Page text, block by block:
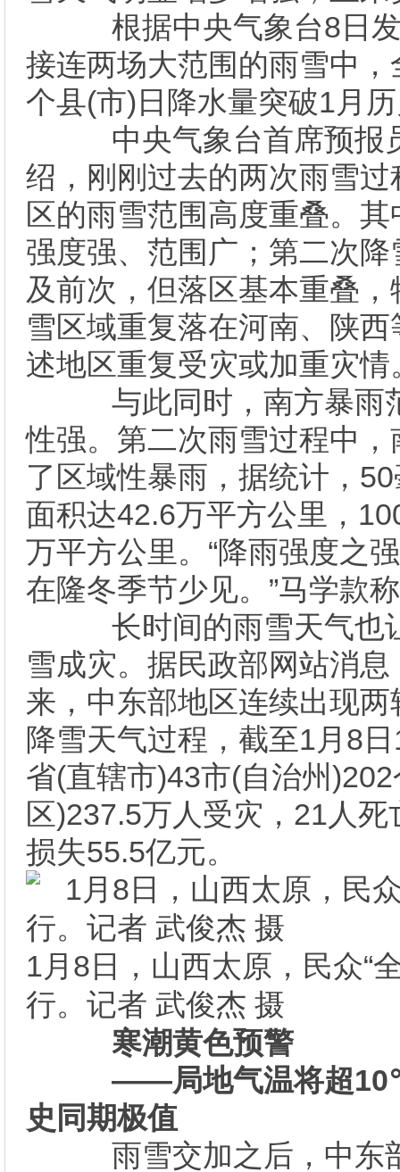
根据中央气象台8日发
接连两场大范围的雨雪中
个县(市)日降水量突破1月
中央气象台首席预报
绍，刚刚过去的两次雨雪
区的雨雪范围高度重叠。
强度强、范围广；第二次
及前次，但落区基本重叠
雪区域重复落在河南、陕
述地区重复受灾或加重灾情
与此同时，南方暴雨
性强。第二次雨雪过程中
了区域性暴雨，据统计，
面积达42.6万平方公里，
万平方公里。“降雨强度之
在隆冬季节少见。”马学款
长时间的雨雪天气也
雪成灾。据民政部网站消
来，中东部地区连续出现
降雪天气过程，截至1月8
省(直辖市)43市(自治州
区)237.5万人受灾，21人
损失55.5亿元。
1月8日，山西太原，民众“
行。记者 武俊杰 摄
寒潮黄色预警
――局地气温将超
史同期极值
雨雪交加之后，中东